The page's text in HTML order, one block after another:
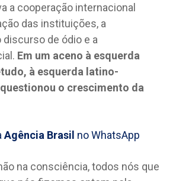
a cooperação internacional
das instituições, a
de ódio e a
Em um aceno à esquerda
à esquerda latino-
o crescimento da
Agência Brasil no WhatsApp
na consciência, todos nós que